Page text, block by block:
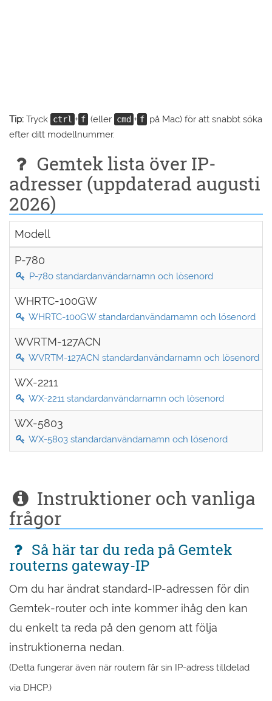
Tip: Tryck ctrl + f (eller cmd + f på Mac) för att snabbt söka
efter ditt modellnummer.
Gemtek lista över IP-
adresser (uppdaterad augusti
2026)
Modell
P-780
P-780 standardanvändarnamn och lösenord
WHRTC-100GW
WHRTC-100GW standardanvändarnamn och lösenord
WVRTM-127ACN
WVRTM-127ACN standardanvändarnamn och lösenord
WX-2211
WX-2211 standardanvändarnamn och lösenord
WX-5803
WX-5803 standardanvändarnamn och lösenord
Instruktioner och vanliga
frågor
Så här tar du reda på Gemtek
routerns gateway-IP
Om du har ändrat standard-IP-adressen för din
Gemtek-router och inte kommer ihåg den kan
du enkelt ta reda på den genom att följa
instruktionerna nedan.
(Detta fungerar även när routern får sin IP-adress tilldelad
via DHCP.)